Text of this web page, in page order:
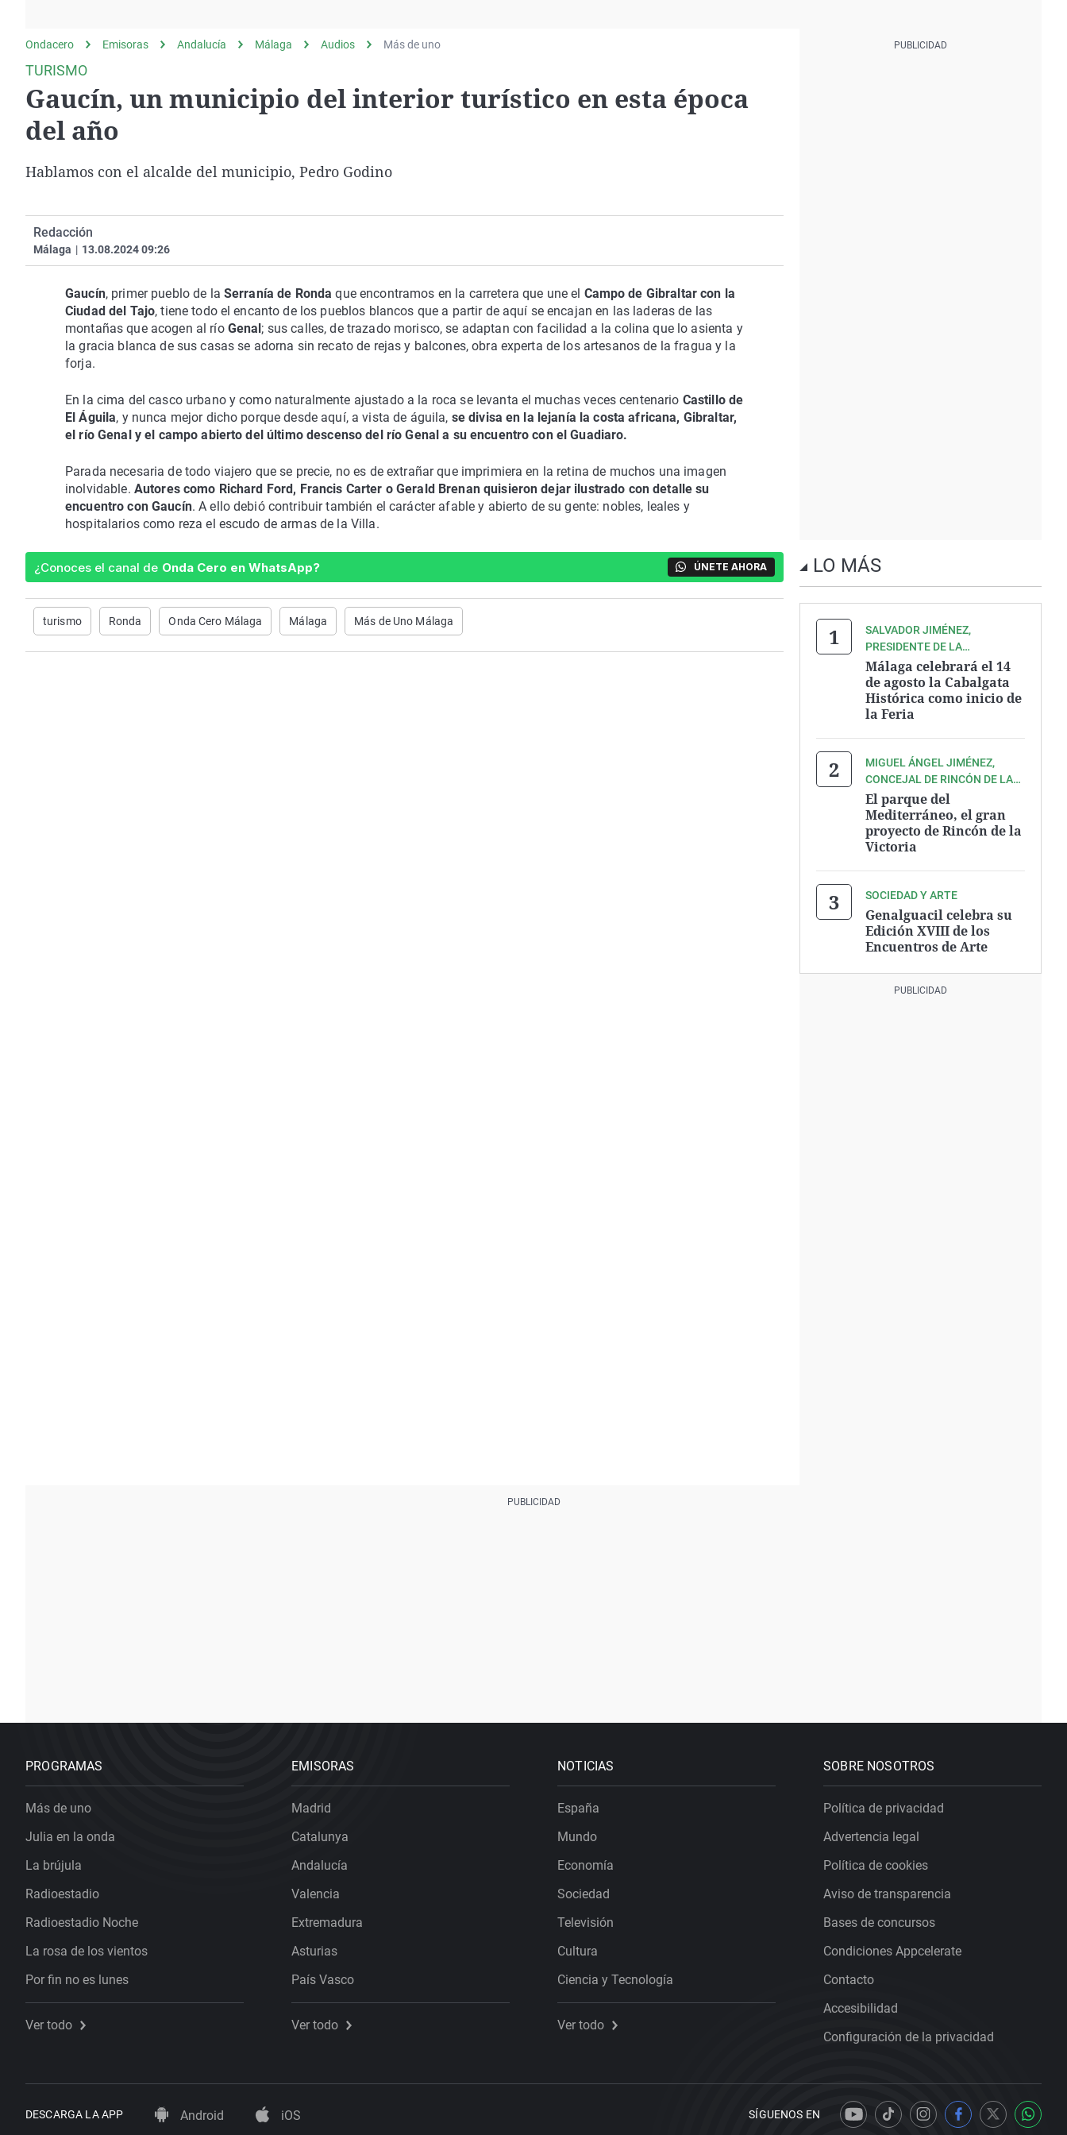
Operación Viuda
Negra
Navarra
Ondacero Emisoras Andalucía Málaga Audios Más de uno
TURISMO
Gaucín, un municipio del interior turístico en esta época
del año
Hablamos con el alcalde del municipio, Pedro Godino
Redacción
Málaga | 13.08.2024 09:26
Gaucí­n, primer pueblo de la Serraní­a de Ronda que encontramos en la carretera que une el Campo de Gibraltar con la
Ciudad del Tajo, tiene todo el encanto de los pueblos blancos que a partir de aquí­ se encajan en las laderas de las
montañas que acogen al rí­o Genal; sus calles, de trazado morisco, se adaptan con facilidad a la colina que lo asienta y
la gracia blanca de sus casas se adorna sin recato de rejas y balcones, obra experta de los artesanos de la fragua y la
forja.
En la cima del casco urbano y como naturalmente ajustado a la roca se levanta el muchas veces centenario Castillo de
El Águila, y nunca mejor dicho porque desde aquí­, a vista de águila, se divisa en la lejaní­a la costa africana, Gibraltar,
el rí­o Genal y el campo abierto del último descenso del rí­o Genal a su encuentro con el Guadiaro.
Parada necesaria de todo viajero que se precie, no es de extrañar que imprimiera en la retina de muchos una imagen
inolvidable. Autores como Richard Ford, Francis Carter o Gerald Brenan quisieron dejar ilustrado con detalle su
encuentro con Gaucí­n. A ello debió contribuir también el carácter afable y abierto de su gente: nobles, leales y
hospitalarios como reza el escudo de armas de la Villa.
¿Conoces el canal de Onda Cero en WhatsApp? ÚNETE AHORA
turismo Ronda Onda Cero Málaga Málaga Más de Uno Málaga
LO MÁS
SALVADOR JIMÉNEZ,
PRESIDENTE DE LA
ASOCIACIÓN ZEGRÍ
Málaga celebrará el 14
de agosto la Cabalgata
Histórica como inicio de
la Feria
MIGUEL ÁNGEL JIMÉNEZ,
CONCEJAL DE RINCÓN DE LA
VICTORIA
El parque del
Mediterráneo, el gran
proyecto de Rincón de la
Victoria
SOCIEDAD Y ARTE
Genalguacil celebra su
Edición XVIII de los
Encuentros de Arte
PROGRAMAS
Más de uno
Julia en la onda
La brújula
Radioestadio
Radioestadio Noche
La rosa de los vientos
Por fin no es lunes
Ver todo
EMISORAS
Madrid
Catalunya
Andalucía
Valencia
Extremadura
Asturias
País Vasco
Ver todo
NOTICIAS
España
Mundo
Economía
Sociedad
Televisión
Cultura
Ciencia y Tecnología
Ver todo
SOBRE NOSOTROS
Política de privacidad
Advertencia legal
Política de cookies
Aviso de transparencia
Bases de concursos
Condiciones Appcelerate
Contacto
Accesibilidad
Configuración de la privacidad
DESCARGA LA APP Android iOS SÍGUENOS EN